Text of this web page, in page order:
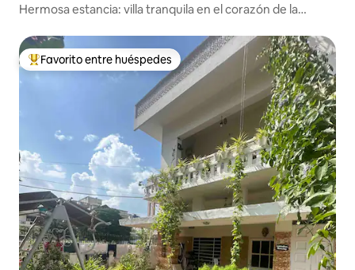
Hermosa estancia: villa tranquila en el corazón de la
Favorito entre los huéspedes más destacados
Favorito entre huéspedes